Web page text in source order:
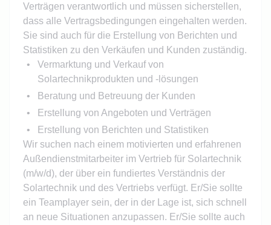
Verträgen verantwortlich und müssen sicherstellen,
dass alle Vertragsbedingungen eingehalten werden.
Sie sind auch für die Erstellung von Berichten und
Statistiken zu den Verkäufen und Kunden zuständig.
Vermarktung und Verkauf von
Solartechnikprodukten und -lösungen
Beratung und Betreuung der Kunden
Erstellung von Angeboten und Verträgen
Erstellung von Berichten und Statistiken
Wir suchen nach einem motivierten und erfahrenen
Außendienstmitarbeiter im Vertrieb für Solartechnik
(m/w/d), der über ein fundiertes Verständnis der
Solartechnik und des Vertriebs verfügt. Er/Sie sollte
ein Teamplayer sein, der in der Lage ist, sich schnell
an neue Situationen anzupassen. Er/Sie sollte auch